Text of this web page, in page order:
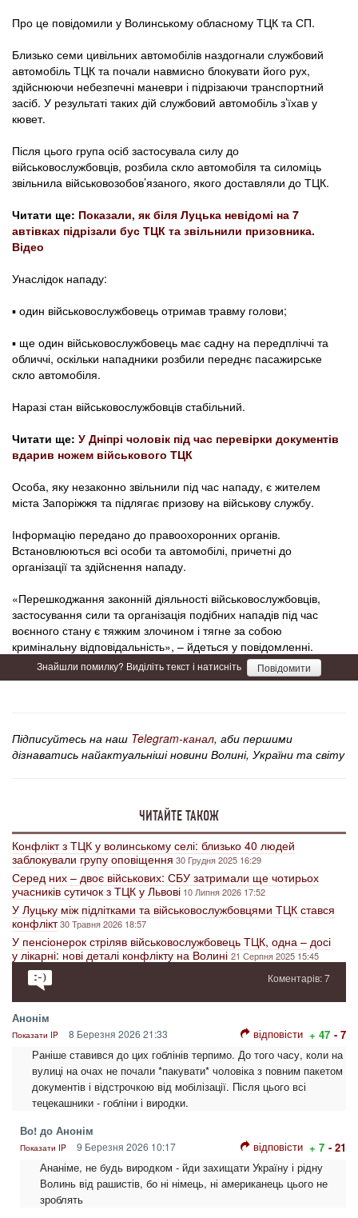
Про це повідомили у Волинському обласному ТЦК та СП.
Близько семи цивільних автомобілів наздогнали службовий
автомобіль ТЦК та почали навмисно блокувати його рух,
здійснюючи небезпечні маневри і підрізаючи транспортний
засіб. У результаті таких дій службовий автомобіль з’їхав у
кювет.
Після цього група осіб застосувала силу до
військовослужбовців, розбила скло автомобіля та силоміць
звільнила військовозобов’язаного, якого доставляли до ТЦК.
Читати ще: Показали, як біля Луцька невідомі на 7
автівках підрізали бус ТЦК та звільнили призовника.
Відео
Унаслідок нападу:
▪️ один військовослужбовець отримав травму голови;
▪️ ще один військовослужбовець має садну на передпліччі та
обличчі, оскільки нападники розбили переднє пасажирське
скло автомобіля.
Наразі стан військовослужбовців стабільний.
Читати ще: У Дніпрі чоловік під час перевірки документів
вдарив ножем військового ТЦК
Особа, яку незаконно звільнили під час нападу, є жителем
міста Запоріжжя та підлягає призову на військову службу.
Інформацію передано до правоохоронних органів.
Встановлюються всі особи та автомобілі, причетні до
організації та здійснення нападу.
«Перешкоджання законній діяльності військовослужбовців,
застосування сили та організація подібних нападів під час
воєнного стану є тяжким злочином і тягне за собою
кримінальну відповідальність», – йдеться у повідомленні.
Знайшли помилку? Виділіть текст і натисніть Повідомити
Підписуйтесь на наш Telegram-канал, аби першими
дізнаватись найактуальніші новини Волині, України та світу
ЧИТАЙТЕ ТАКОЖ
Конфлікт з ТЦК у волинському селі: близько 40 людей
заблокували групу оповіщення30 Грудня 2025 16:29
Серед них – двоє військових: СБУ затримали ще чотирьох
учасників сутичок з ТЦК у Львові 10 Липня 2026 17:52
У Луцьку між підлітками та військовослужбовцями ТЦК стався
конфлікт30 Травня 2026 18:57
У пенсіонерок стріляв військовослужбовець ТЦК, одна – досі
у лікарні: нові деталі конфлікту на Волині21 Серпня 2025 15:45
Коментарів: 7
Анонім
Показати IP 8 Березня 2026 21:33 відповісти + 47 - 7
Раніше ставився до цих гоблінів терпимо. До того часу, коли на
вулиці на очах не почали *пакувати* чоловіка з повним пакетом
документів і відстрочкою від мобілізації. Після цього всі
тецекашники - гобліни і виродки.
Во! до Анонім
Показати IP 9 Березня 2026 10:17 відповісти + 7 - 21
Ананіме, не будь виродком - йди захищати Україну і рідну
Волинь від рашистів, бо ні німець, ні американець цього не
зроблять